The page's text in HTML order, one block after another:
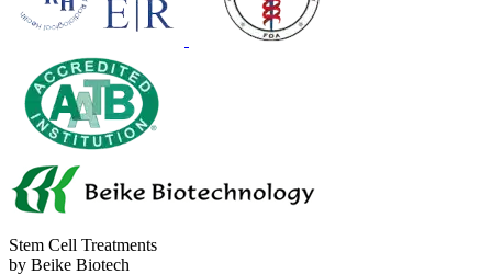
Stem Cell Treatments
by Beike Biotech